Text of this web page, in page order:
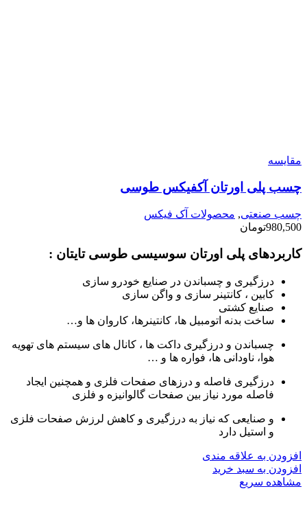
مقایسه
چسب پلی اورتان آکفیکس طوسی
چسب صنعتی, محصولات آک فیکس
980,500تومان
کاربردهای پلی اورتان سوسیسی طوسی تایتان :
درزگیری و چسباندن در صنایع خودرو سازی
کابین ، کانتینر سازی و واگن سازی
صنایع کشتی
ساخت بدنه اتومبیل ها، کانتینرها، کاروان ها و…
چسباندن و درزگیری داکت ها ، کانال های سیستم های تهویه
هوا، ناودانی ها، فواره ها و …
درزگیری فاصله و درزهای صفحات فلزی و همچنین ایجاد
فاصله مورد نیاز بین صفحات گالوانیزه و فلزی
و صنایعی که نیاز به درزگیری و کاهش لرزش صفحات فلزی
و استیل دارد
افزودن به علاقه مندی
افزودن به سبد خرید
مشاهده سریع